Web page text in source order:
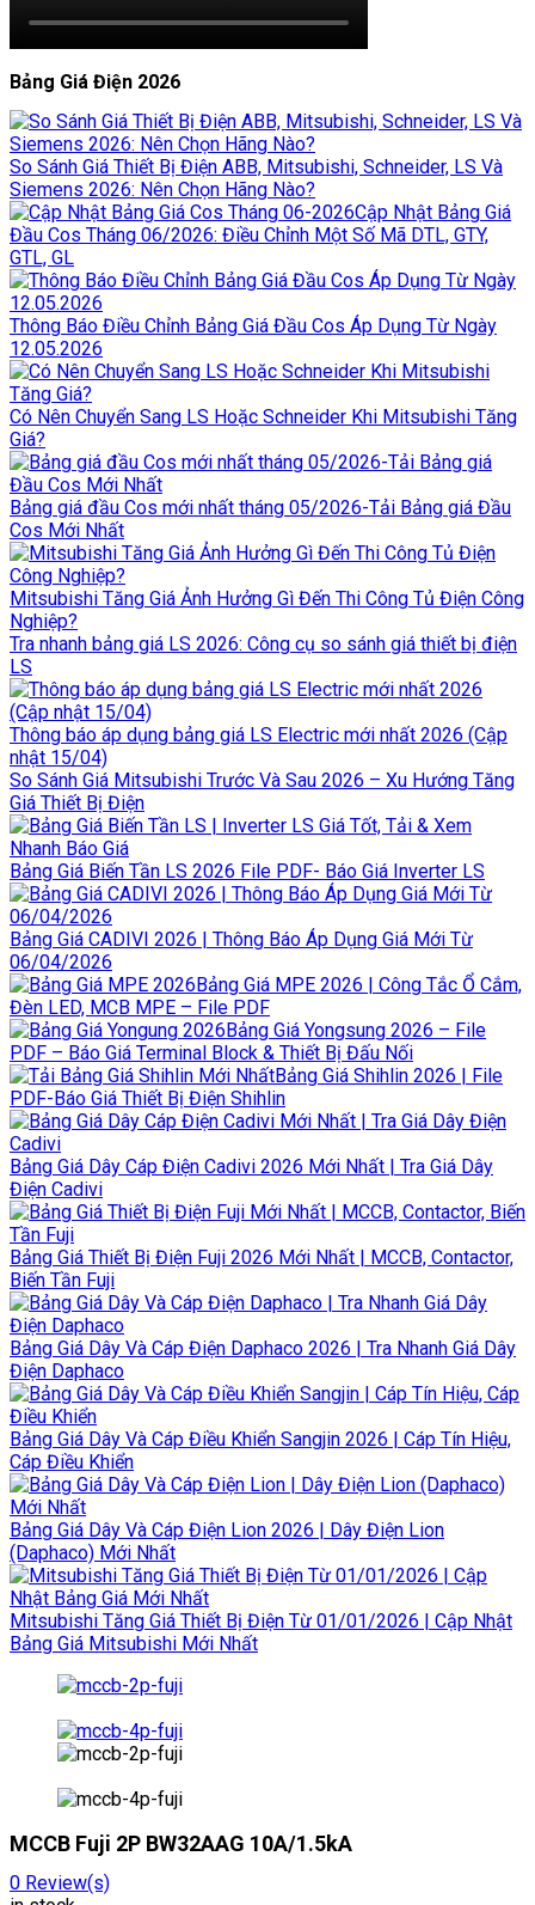
Bảng Giá Điện 2026
So Sánh Giá Thiết Bị Điện ABB, Mitsubishi, Schneider, LS Và
Siemens 2026: Nên Chọn Hãng Nào?
Cập Nhật Bảng Giá
Đầu Cos Tháng 06/2026: Điều Chỉnh Một Số Mã DTL, GTY,
GTL, GL
Thông Báo Điều Chỉnh Bảng Giá Đầu Cos Áp Dụng Từ Ngày
12.05.2026
Có Nên Chuyển Sang LS Hoặc Schneider Khi Mitsubishi Tăng
Giá?
Bảng giá đầu Cos mới nhất tháng 05/2026-Tải Bảng giá Đầu
Cos Mới Nhất
Mitsubishi Tăng Giá Ảnh Hưởng Gì Đến Thi Công Tủ Điện Công
Nghiệp?
Tra nhanh bảng giá LS 2026: Công cụ so sánh giá thiết bị điện
LS
Thông báo áp dụng bảng giá LS Electric mới nhất 2026 (Cập
nhật 15/04)
So Sánh Giá Mitsubishi Trước Và Sau 2026 – Xu Hướng Tăng
Giá Thiết Bị Điện
Bảng Giá Biến Tần LS 2026 File PDF- Báo Giá Inverter LS
Bảng Giá CADIVI 2026 | Thông Báo Áp Dụng Giá Mới Từ
06/04/2026
Bảng Giá MPE 2026 | Công Tắc Ổ Cắm,
Đèn LED, MCB MPE – File PDF
Bảng Giá Yongsung 2026 – File
PDF – Báo Giá Terminal Block & Thiết Bị Đấu Nối
Bảng Giá Shihlin 2026 | File
PDF-Báo Giá Thiết Bị Điện Shihlin
Bảng Giá Dây Cáp Điện Cadivi 2026 Mới Nhất | Tra Giá Dây
Điện Cadivi
Bảng Giá Thiết Bị Điện Fuji 2026 Mới Nhất | MCCB, Contactor,
Biến Tần Fuji
Bảng Giá Dây Và Cáp Điện Daphaco 2026 | Tra Nhanh Giá Dây
Điện Daphaco
Bảng Giá Dây Và Cáp Điều Khiển Sangjin 2026 | Cáp Tín Hiệu,
Cáp Điều Khiển
Bảng Giá Dây Và Cáp Điện Lion 2026 | Dây Điện Lion
(Daphaco) Mới Nhất
Mitsubishi Tăng Giá Thiết Bị Điện Từ 01/01/2026 | Cập Nhật
Bảng Giá Mitsubishi Mới Nhất
MCCB Fuji 2P BW32AAG 10A/1.5kA
0 Review(s)